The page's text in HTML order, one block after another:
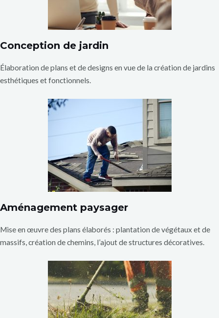
Conception de jardin
Élaboration de plans et de designs en vue de la création de jardins
esthétiques et fonctionnels.
Aménagement paysager
Mise en œuvre des plans élaborés : plantation de végétaux et de
massifs, création de chemins, l’ajout de structures décoratives.